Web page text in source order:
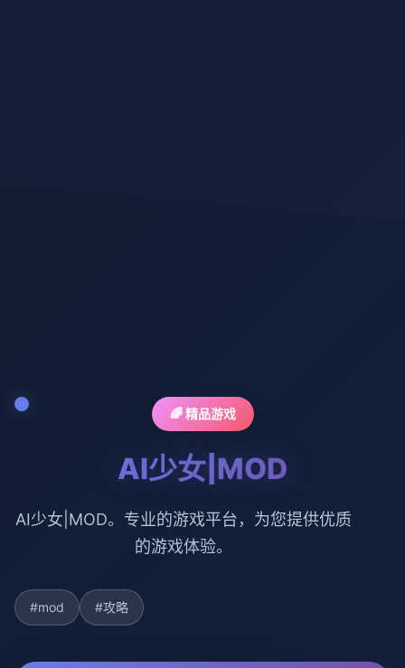
🌈 精品游戏
AI少女|MOD
AI少女|MOD。专业的游戏平台，为您提供优质
的游戏体验。
#mod #攻略